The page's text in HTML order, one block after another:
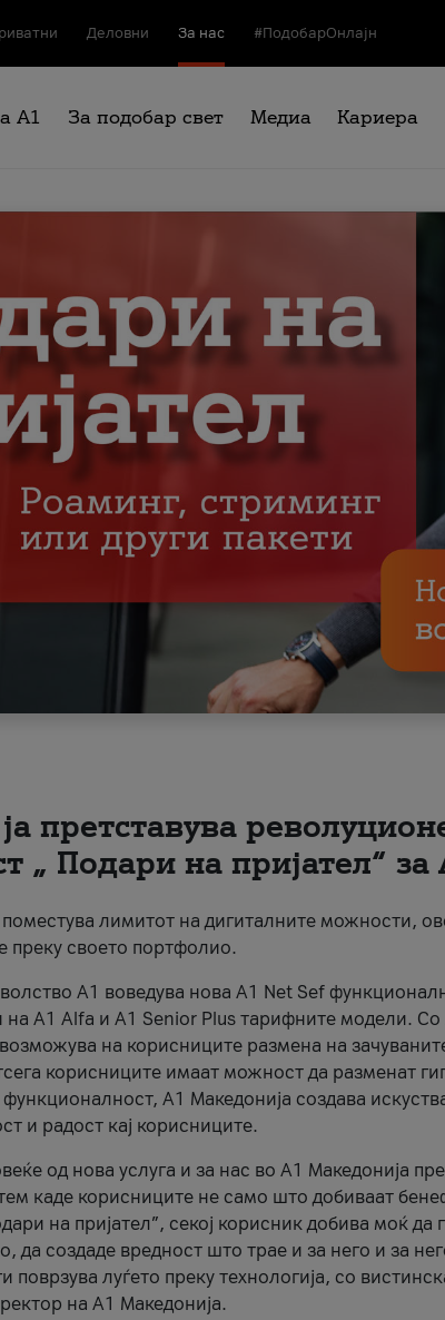
Деловни За нас #ПодобарОнлајн
А1 За подобар свет Медиа Кариера
претставува
„ Подари на пријател“
лимитот на дигиталните можности,
преку своето портфолио.
А1 воведува нова A1 Net Sef
на А1 Alfa и A1 Senior Plus тарифните модели. Со
на корисниците размена на
корисниците имаат можност да разменат
функционалност, А1 Македонија создава
и радост кај корисниците.
од нова услуга и за нас во А1 Македонија
каде корисниците не само што добиваат
на пријател”, секој корисник добива моќ да
да создаде вредност што трае и за него и за
поврзува луѓето преку технологија, со
на А1 Македонија.